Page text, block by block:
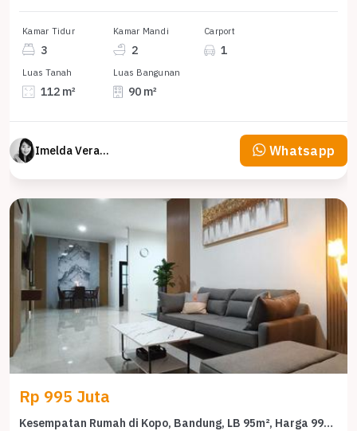
Kamar Tidur
3
Kamar Mandi
2
Carport
1
Luas Tanah
112 m²
Luas Bangunan
90 m²
Imelda Veranika Whatsapp
Rp 995 Juta
Kesempatan Rumah di Kopo, Bandung, LB 95m², Harga 995 Juta